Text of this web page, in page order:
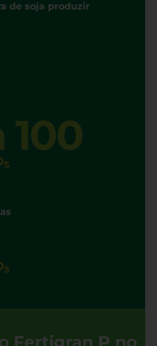
de soja produzir
100
5
5
Fertigran P no